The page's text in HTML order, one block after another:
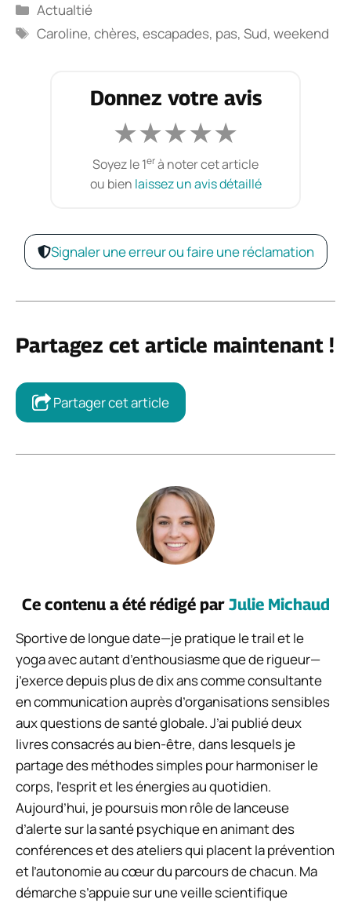
Catégories
Actualtié
Étiquettes
Caroline,chères,escapades, pas,Sud,weekend
Donnez votre avis
★★★★★
Soyez le 1erà noter cet article
ou bien laissez un avis détaillé
Signaler une erreur ou faire une réclamation
Partagez cet article maintenant !
Partager cet article
Ce contenu a été rédigé par Julie Michaud
Sportive de longue date—je pratique le trail et le
yoga avec autant d’enthousiasme que de rigueur—
j’exerce depuis plus de dix ans comme consultante
en communication auprès d’organisations sensibles
aux questions de santé globale. J’ai publié deux
livres consacrés au bien-être, dans lesquels je
partage des méthodes simples pour harmoniser le
corps, l’esprit et les énergies au quotidien.
Aujourd’hui, je poursuis mon rôle de lanceuse
d’alerte sur la santé psychique en animant des
conférences et des ateliers qui placent la prévention
et l’autonomie au cœur du parcours de chacun. Ma
démarche s’appuie sur une veille scientifique